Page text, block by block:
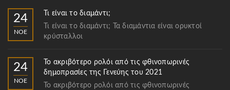
24
ΝΟΈ
Τι είναι το διαμάντι;
Τι είναι το διαμάντι; Τα διαμάντια είναι ορυκτοί
κρύσταλλοι
24
ΝΟΈ
Το ακριβότερο ρολόι από τις φθινοπωρινές
δημοπρασίες της Γενεύης του 2021
Το ακριβότερο ρολόι από τις φθινοπωρινές